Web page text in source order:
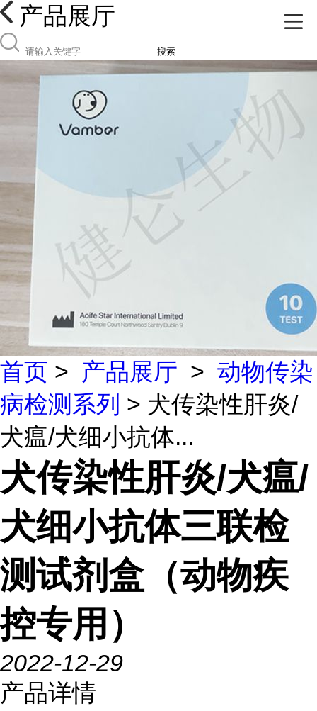
产品展厅
搜索
首页 > 产品展厅 > 动物传染
病检测系列 > 犬传染性肝炎/
犬瘟/犬细小抗体...
犬传染性肝炎/犬瘟/
犬细小抗体三联检
测试剂盒（动物疾
控专用）
2022-12-29
产品详情